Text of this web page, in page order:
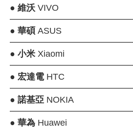
● 維沃VIVO
● 華碩ASUS
● 小米Xiaomi
● 宏達電HTC
● 諾基亞NOKIA
● 華為Huawei